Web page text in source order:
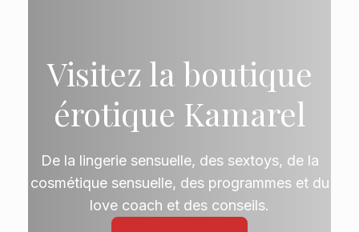
Visitez la boutique
érotique Kamarel
De la lingerie sensuelle, des sextoys, de la
cosmétique sensuelle, des programmes et du
love coach et des conseils.